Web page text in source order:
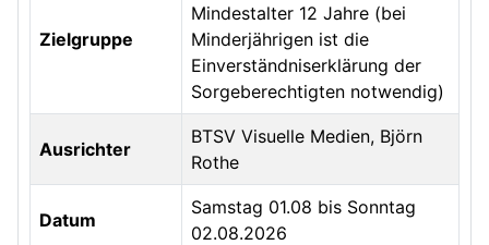
Zielgruppe
Mindestalter 12 Jahre (bei
Minderjährigen ist die
Einverständniserklärung der
Sorgeberechtigten notwendig)
Ausrichter
BTSV Visuelle Medien, Björn
Rothe
Datum
Samstag 01.08 bis Sonntag
02.08.2026